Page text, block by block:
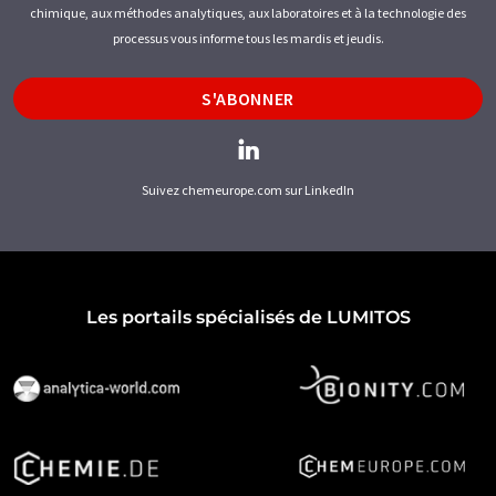
chimique, aux méthodes analytiques, aux laboratoires et à la technologie des
processus vous informe tous les mardis et jeudis.
S'ABONNER
Suivez chemeurope.com sur LinkedIn
Les portails spécialisés de LUMITOS